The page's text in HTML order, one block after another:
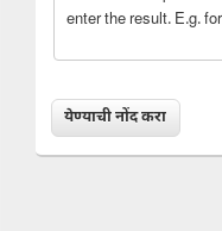
enter the result. E.g.